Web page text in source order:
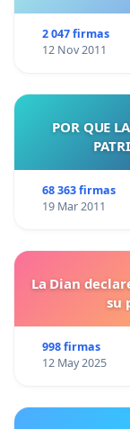
2 047 firmas
12 Nov 2011
POR QUE
68 363 firmas
19 Mar 2011
La Dian
su
998 firmas
12 May 2025